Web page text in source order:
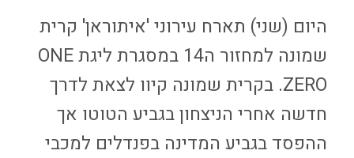
היום (שני) תארח עירוני 'איתוראן' קרית
שמונה למחזור ה14 במסגרת ליגת ONE
ZERO. בקרית שמונה קיוו לצאת לדרך
חדשה אחרי הניצחון בגביע הטוטו אך
ההפסד בגביע המדינה בפנדלים למכבי